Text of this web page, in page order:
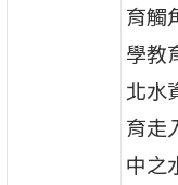
育觸
學教
北水
育走
中之